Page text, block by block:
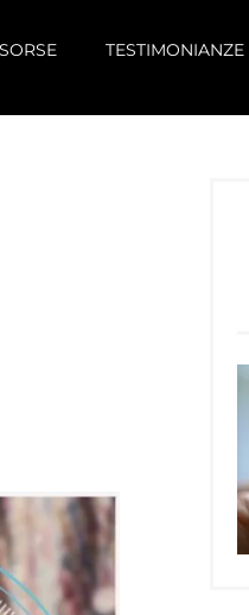
TESTIMONIANZE